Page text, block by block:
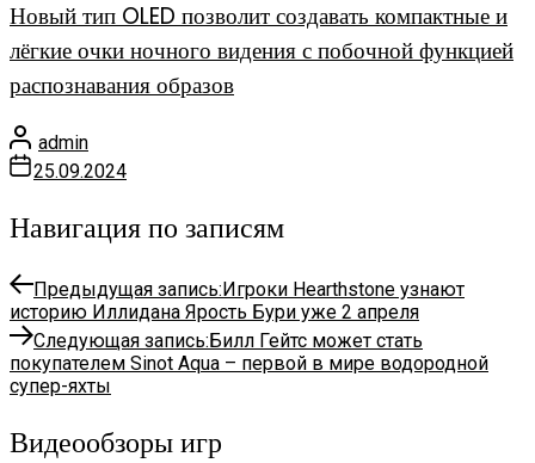
Новый тип OLED позволит создавать компактные и
лёгкие очки ночного видения с побочной функцией
распознавания образов
admin
25.09.2024
Навигация по записям
Предыдущая запись:Игроки Hearthstone узнают
историю Иллидана Ярость Бури уже 2 апреля
Следующая запись:Билл Гейтс может стать
покупателем Sinot Aqua – первой в мире водородной
супер-яхты
Видеообзоры игр